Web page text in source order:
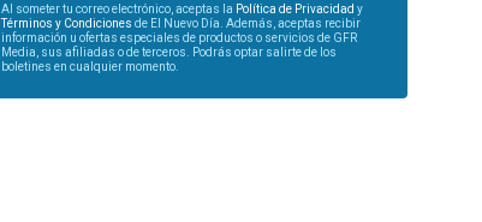
Al someter tu correo electrónico, aceptas la Política de Privacidad y
Términos y Condiciones de El Nuevo Día. Además, aceptas recibir
información u ofertas especiales de productos o servicios de GFR
Media, sus afiliadas o de terceros. Podrás optar salirte de los
boletines en cualquier momento.